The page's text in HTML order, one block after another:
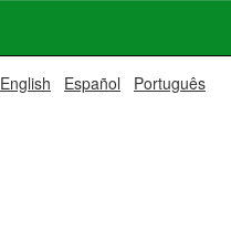
English Español Português